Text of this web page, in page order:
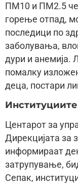
ПМ10 и ПМ2.5
горење отпад,
последици по
заболувања,
дури и анемија.
помалку
деца, постари
Центарот за
Дирекцијата за
информираат
затрупување,
Сепак,